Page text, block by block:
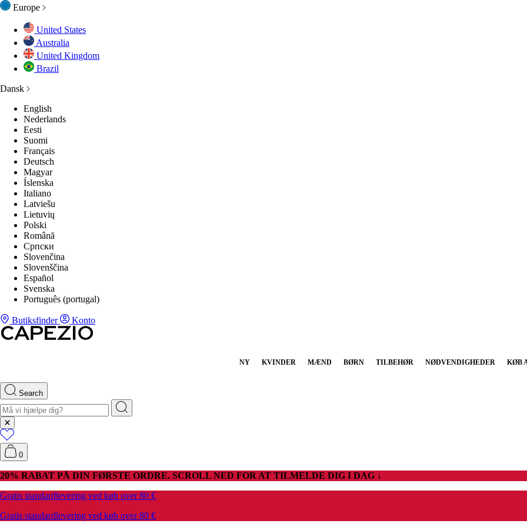
Europe
United States
Australia
United Kingdom
Brazil
Dansk
English
Nederlands
Eesti
Suomi
Français
Deutsch
Magyar
Íslenska
Italiano
Latviešu
Lietuvių
Polski
Română
Српски
Slovenčina
Slovenščina
Español
Svenska
Português (portugal)
Butiksfinder Konto
NY KVINDER MÆND BØRN TILBEHØR NØDVENDIGHEDER KØB
Search
0
20% RABAT PÅ DIN FØRSTE ORDRE. SCROLL NED FOR AT TILMELDE DIG I DAG ↓
Gratis standardlevering ved køb over 80 €
Gratis standardlevering ved køb over 80 €